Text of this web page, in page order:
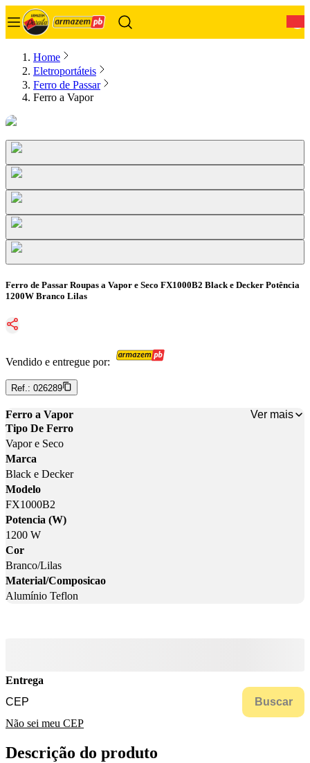
Home
Eletroportáteis
Ferro de Passar
Ferro a Vapor
Ferro de Passar Roupas a Vapor e Seco FX1000B2 Black e Decker Potência
1200W Branco Lilas
Vendido e entregue por:
Ref.: 026289
Ferro a Vapor
Ver mais
Tipo De Ferro
Vapor e Seco
Marca
Black e Decker
Modelo
FX1000B2
Potencia (W)
1200 W
Cor
Branco/Lilas
Material/Composicao
Alumínio Teflon
Entrega
Buscar
Não sei meu CEP
Descrição do produto